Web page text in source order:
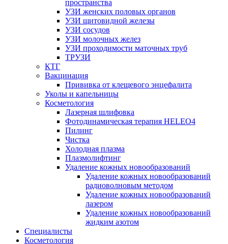
пространства
УЗИ женских половых органов
УЗИ щитовидной железы
УЗИ сосудов
УЗИ молочных желез
УЗИ проходимости маточных труб
ТРУЗИ
КТГ
Вакцинация
Прививка от клещевого энцефалита
Уколы и капельницы
Косметология
Лазерная шлифовка
Фотодинамическая терапия HELEO4
Пилинг
Чистка
Холодная плазма
Плазмолифтинг
Удаление кожных новообразований
Удаление кожных новообразований
радиоволновым методом
Удаление кожных новообразований
лазером
Удаление кожных новообразований
жидким азотом
Специалисты
Косметология